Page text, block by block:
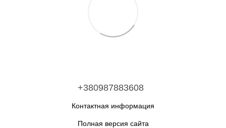
+380987883608
Контактная информация
Полная версия сайта